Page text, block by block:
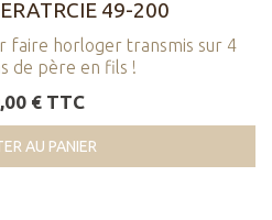
49-200
faire horloger transmis sur 4
de père en fils !
€ TTC
AU PANIER